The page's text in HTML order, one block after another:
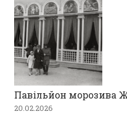
Павільйон морозива
20.02.2026